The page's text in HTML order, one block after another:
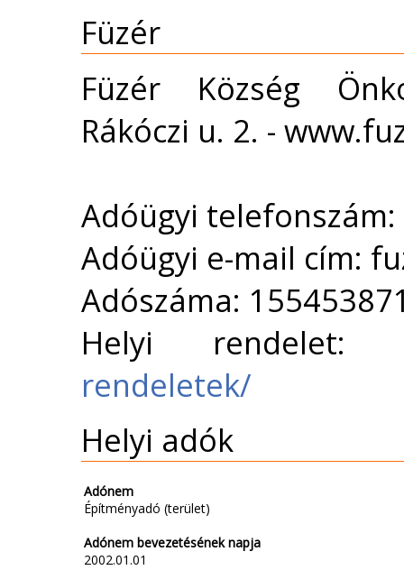
Füzér
Füzér Község
Rákóczi u. 2. -
Adóügyi
Adóügyi e-mail cím:
Adószáma:
Helyi rendelet:
rendeletek/
Helyi adók
Adónem
Építményadó (terület)
Adónem bevezetésének napja
2002.01.01